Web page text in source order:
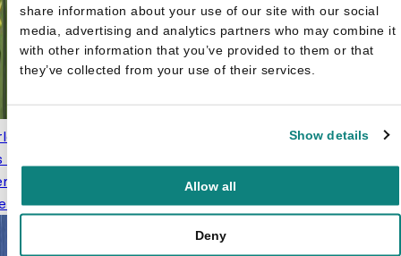
share information about your use of our site with our social
media, advertising and analytics partners who may combine it
with other information that you’ve provided to them or that
they’ve collected from your use of their services.
Show details
Allow all
Deny
Peeters
op voor die koe! -
voor beginnende
€18,95
K3 - Doornroosje €9,99 €